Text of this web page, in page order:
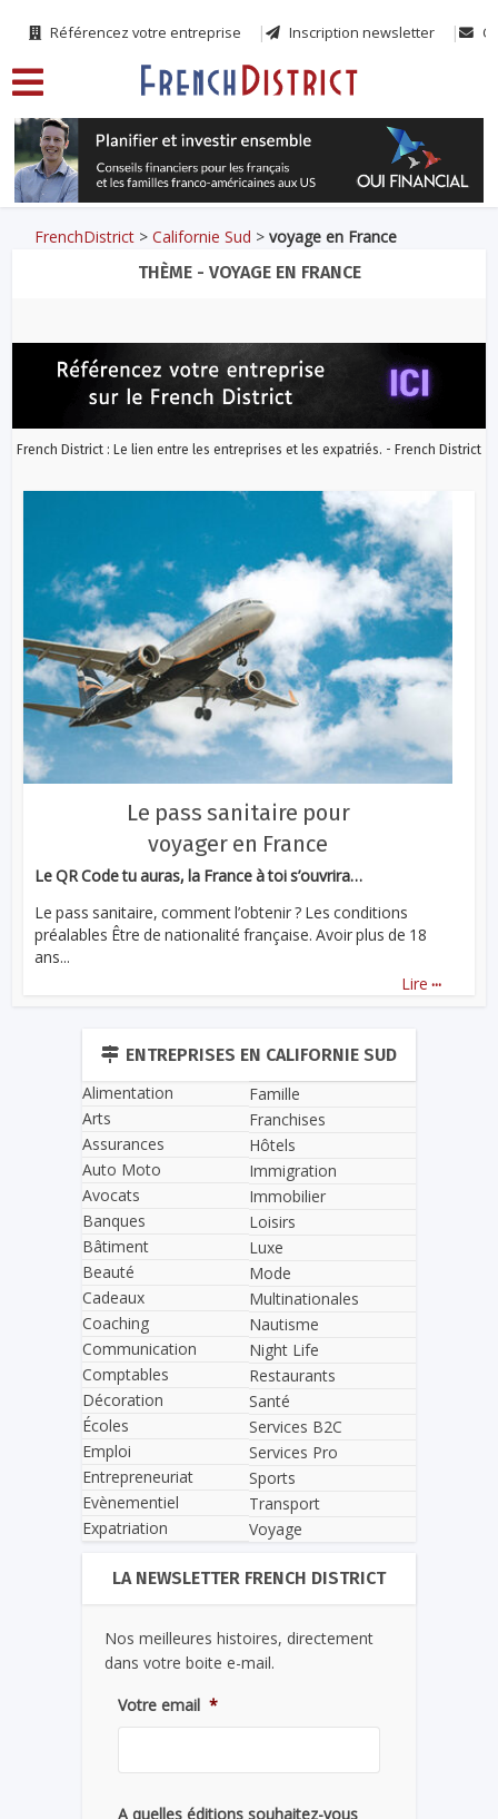
Référencez votre entreprise Inscription newsletter
FrenchDistrict >Californie Sud >voyage en France
THÈME - VOYAGE EN FRANCE
French District : Le lien entre les entreprises et les expatriés. - French District
Le pass sanitaire pour
voyager en France
Le QR Code tu auras, la France à toi s’ouvrira…
Le pass sanitaire, comment l’obtenir ? Les conditions
préalables Être de nationalité française. Avoir plus de 18
ans...
Lire ...
ENTREPRISES EN CALIFORNIE SUD
Alimentation
Arts
Assurances
Auto Moto
Avocats
Banques
Bâtiment
Beauté
Cadeaux
Coaching
Communication
Comptables
Décoration
Écoles
Emploi
Entrepreneuriat
Evènementiel
Expatriation
Famille
Franchises
Hôtels
Immigration
Immobilier
Loisirs
Luxe
Mode
Multinationales
Nautisme
Night Life
Restaurants
Santé
Services B2C
Services Pro
Sports
Transport
Voyage
LA NEWSLETTER FRENCH DISTRICT
Nos meilleures histoires, directement
dans votre boite e-mail.
Votre email *
A quelles éditions souhaitez-vous